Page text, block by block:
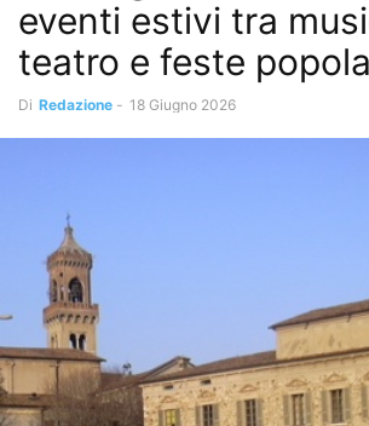
eventi estivi tra
teatro e feste
Di Redazione - 18 Giugno 2026